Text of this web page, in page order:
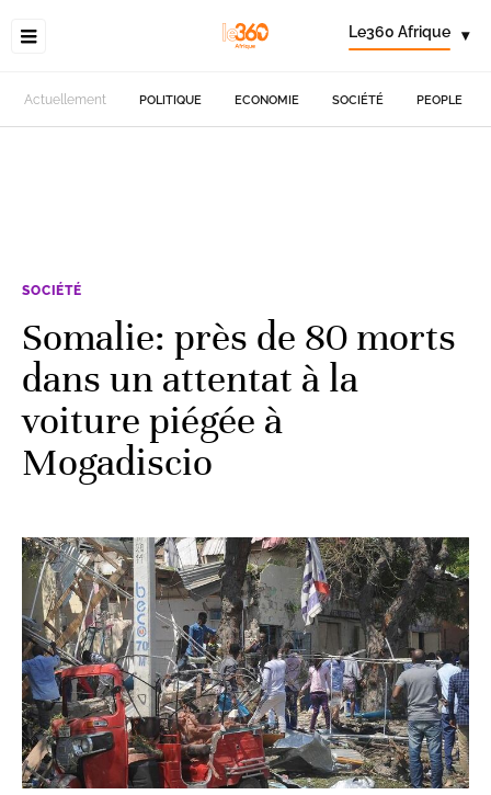
Le360 Afrique ▾
Actuellement POLITIQUE ECONOMIE SOCIÉTÉ PEOPLE
SOCIÉTÉ
Somalie: près de 80 morts
dans un attentat à la
voiture piégée à
Mogadiscio